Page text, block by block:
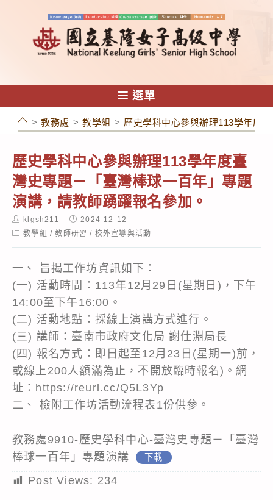
容
選單
> 教務處 > 教學組 > 歷史學科中心參與辦理113學年度
歷史學科中心參與辦理113學年度臺
灣史專題－「臺灣棒球一百年」專題
演講，請教師踴躍報名參加。
Post
author:
klgsh211
Post
published:
2024-12-12
Post教學組 / 教師研習 / 校外宣導與活動
一、 旨揭工作坊資訊如下：
(一) 活動時間：113年12月29日(星期日)，下午
14:00至下午16:00。
(二) 活動地點：採線上演講方式進行。
(三) 講師：臺南市政府文化局 謝仕淵局長
(四) 報名方式：即日起至12月23日(星期一)前，
或線上200人額滿為止，不開放臨時報名)。網
址：https://reurl.cc/Q5L3Yp
二、 檢附工作坊活動流程表1份供參。
教務處9910-歷史學科中心-臺灣史專題－「臺灣
棒球一百年」專題演講
下載
Post Views: 234